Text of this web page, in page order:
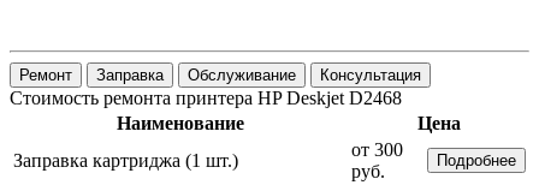
Ремонт Заправка Обслуживание Консультация
Стоимость ремонта принтера HP Deskjet D2468
Наименование
Цена
Заправка картриджа (1 шт.)
от 300
руб.
Подробнее